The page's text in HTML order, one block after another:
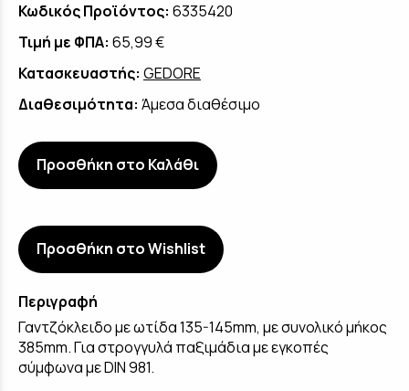
Κωδικός Προϊόντος: 6335420
Τιμή με ΦΠΑ: 65,99 €
Κατασκευαστής: GEDORE
Διαθεσιμότητα: Άμεσα διαθέσιμο
Προσθήκη στο Καλάθι
Προσθήκη στο Wishlist
Περιγραφή
Γαντζόκλειδο με ωτίδα 135-145mm, με συνολικό μήκος
385mm. Για στρογγυλά παξιμάδια με εγκοπές
σύμφωνα με DIN 981.